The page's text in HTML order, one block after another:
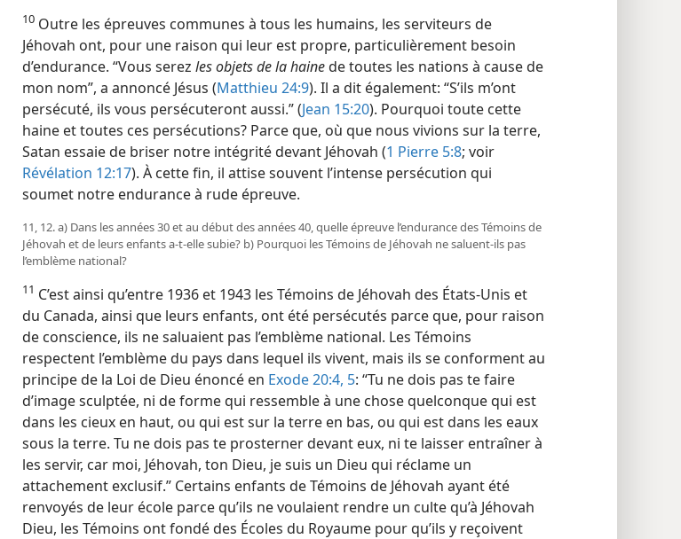
10 Outre les épreuves communes à tous les humains, les serviteurs de
Jéhovah ont, pour une raison qui leur est propre, particulièrement besoin
d’endurance. “Vous serez les objets de la hainede toutes les nations à cause de
mon nom”, a annoncé Jésus (Matthieu 24:9). Il a dit également: “S’ils m’ont
persécuté, ils vous persécuteront aussi.” (Jean 15:20). Pourquoi toute cette
haine et toutes ces persécutions? Parce que, où que nous vivions sur la terre,
Satan essaie de briser notre intégrité devant Jéhovah (1 Pierre 5:8; voir
Révélation 12:17). À cette fin, il attise souvent l’intense persécution qui
soumet notre endurance à rude épreuve.
11, 12. a) Dans les années 30 et au début des années 40, quelle épreuve l’endurance des Témoins de
Jéhovah et de leurs enfants a-​t-​elle subie? b) Pourquoi les Témoins de Jéhovah ne saluent-​ils pas
l’emblème national?
11 C’est ainsi qu’entre 1936 et 1943 les Témoins de Jéhovah des États-Unis et
du Canada, ainsi que leurs enfants, ont été persécutés parce que, pour raison
de conscience, ils ne saluaient pas l’emblème national. Les Témoins
respectent l’emblème du pays dans lequel ils vivent, mais ils se conforment au
principe de la Loi de Dieu énoncé en Exode 20:4, 5: “Tu ne dois pas te faire
d’image sculptée, ni de forme qui ressemble à une chose quelconque qui est
dans les cieux en haut, ou qui est sur la terre en bas, ou qui est dans les eaux
sous la terre. Tu ne dois pas te prosterner devant eux, ni te laisser entraîner à
les servir, car moi, Jéhovah, ton Dieu, je suis un Dieu qui réclame un
attachement exclusif.” Certains enfants de Témoins de Jéhovah ayant été
renvoyés de leur école parce qu’ils ne voulaient rendre un culte qu’à Jéhovah
Dieu, les Témoins ont fondé des Écoles du Royaume pour qu’ils y reçoivent